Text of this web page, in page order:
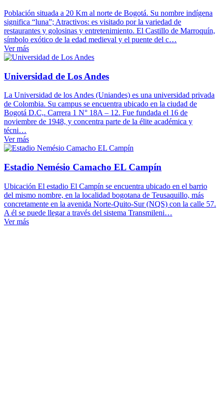
Población situada a 20 Km al norte de Bogotá. Su nombre indígena
significa “luna”; Atractivos: es visitado por la variedad de
restaurantes y golosinas y entretenimiento. El Castillo de Marroquín,
símbolo exótico de la edad medieval y el puente del c…
Ver más
Universidad de Los Andes
La Universidad de los Andes (Uniandes) es una universidad privada
de Colombia. Su campus se encuentra ubicado en la ciudad de
Bogotá D.C,. Carrera 1 N° 18A – 12. Fue fundada el 16 de
noviembre de 1948, y concentra parte de la élite académica y
técni…
Ver más
Estadio Nemésio Camacho EL Campín
Ubicación El estadio El Campín se encuentra ubicado en el barrio
del mismo nombre, en la localidad bogotana de Teusaquillo, más
concretamente en la avenida Norte-Quito-Sur (NQS) con la calle 57.
A él se puede llegar a través del sistema Transmileni…
Ver más